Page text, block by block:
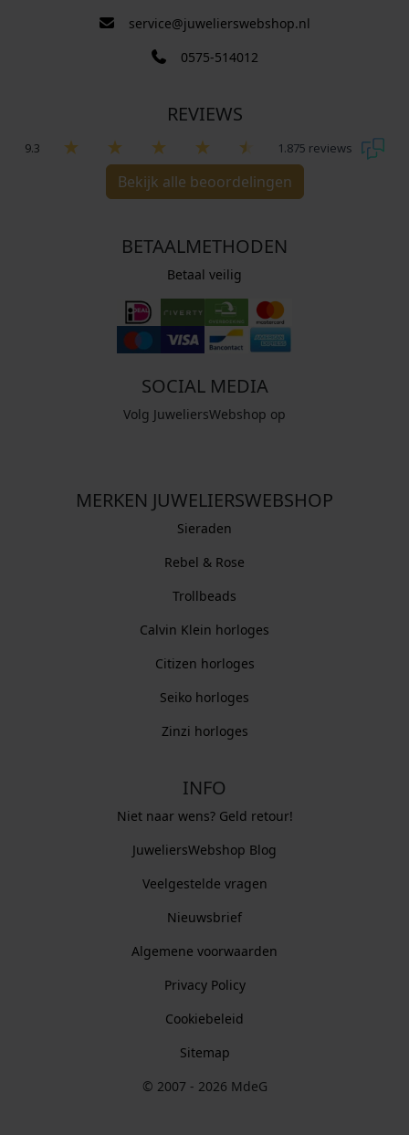
service@juwelierswebshop.nl
0575-514012
REVIEWS
9.3 1.875 reviews
Bekijk alle beoordelingen
BETAALMETHODEN
Betaal veilig
SOCIAL MEDIA
Volg JuweliersWebshop op
MERKEN JUWELIERSWEBSHOP
Sieraden
Rebel & Rose
Trollbeads
Calvin Klein horloges
Citizen horloges
Seiko horloges
Zinzi horloges
INFO
Niet naar wens? Geld retour!
JuweliersWebshop Blog
Veelgestelde vragen
Nieuwsbrief
Algemene voorwaarden
Privacy Policy
Cookiebeleid
Sitemap
© 2007 - 2026 MdeG